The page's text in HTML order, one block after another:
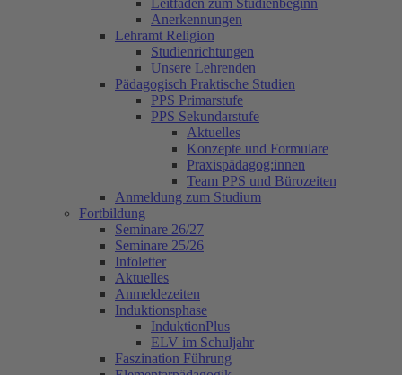
Leitfaden zum Studienbeginn
Anerkennungen
Lehramt Religion
Studienrichtungen
Unsere Lehrenden
Pädagogisch Praktische Studien
PPS Primarstufe
PPS Sekundarstufe
Aktuelles
Konzepte und Formulare
Praxispädagog:innen
Team PPS und Bürozeiten
Anmeldung zum Studium
Fortbildung
Seminare 26/27
Seminare 25/26
Infoletter
Aktuelles
Anmeldezeiten
Induktionsphase
InduktionPlus
ELV im Schuljahr
Faszination Führung